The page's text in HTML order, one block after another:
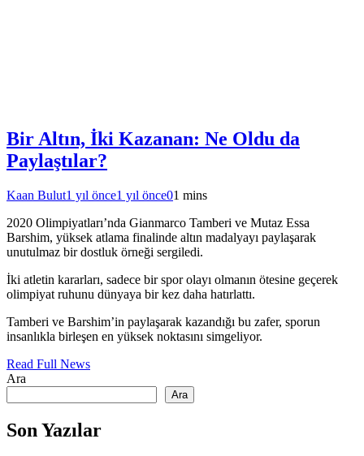
Bir Altın, İki Kazanan: Ne Oldu da
Paylaştılar?
Kaan Bulut1 yıl önce1 yıl önce01 mins
2020 Olimpiyatları’nda Gianmarco Tamberi ve Mutaz Essa
Barshim, yüksek atlama finalinde altın madalyayı paylaşarak
unutulmaz bir dostluk örneği sergiledi.
İki atletin kararları, sadece bir spor olayı olmanın ötesine geçerek
olimpiyat ruhunu dünyaya bir kez daha hatırlattı.
Tamberi ve Barshim’in paylaşarak kazandığı bu zafer, sporun
insanlıkla birleşen en yüksek noktasını simgeliyor.
Read Full News
Ara
Ara
Son Yazılar